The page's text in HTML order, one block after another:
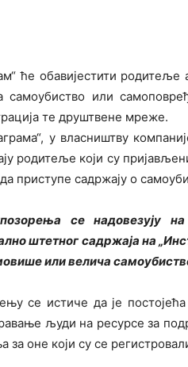
ће обавијестити
самоубиство или
те друштвене мреже.
у власништву
родитеље који су
приступе садржају о
се надовезују
штетног садржаја на
или велича
се истиче да је
људи на ресурсе за
за оне који су се